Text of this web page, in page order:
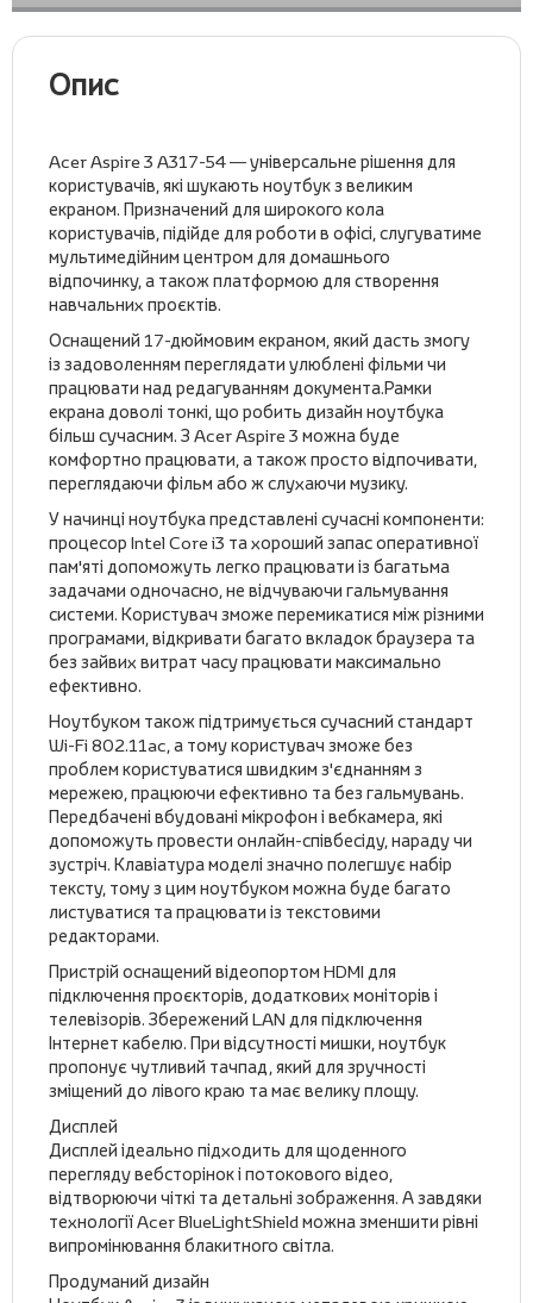
Опис
Acer Aspire 3 A317-54 — універсальне рішення для
користувачів, які шукають ноутбук з великим
екраном. Призначений для широкого кола
користувачів, підійде для роботи в офісі, слугуватиме
мультимедійним центром для домашнього
відпочинку, а також платформою для створення
навчальних проєктів.
Оснащений 17-дюймовим екраном, який дасть змогу
із задоволенням переглядати улюблені фільми чи
працювати над редагуванням документа.Рамки
екрана доволі тонкі, що робить дизайн ноутбука
більш сучасним. З Acer Aspire 3 можна буде
комфортно працювати, а також просто відпочивати,
переглядаючи фільм або ж слухаючи музику.
У начинці ноутбука представлені сучасні компоненти:
процесор Intel Core i3 та хороший запас оперативної
пам'яті допоможуть легко працювати із багатьма
задачами одночасно, не відчуваючи гальмування
системи. Користувач зможе перемикатися між різними
програмами, відкривати багато вкладок браузера та
без зайвих витрат часу працювати максимально
ефективно.
Ноутбуком також підтримується сучасний стандарт
Wi-Fi 802.11ac, а тому користувач зможе без
проблем користуватися швидким з'єднанням з
мережею, працюючи ефективно та без гальмувань.
Передбачені вбудовані мікрофон і вебкамера, які
допоможуть провести онлайн-співбесіду, нараду чи
зустріч. Клавіатура моделі значно полегшує набір
тексту, тому з цим ноутбуком можна буде багато
листуватися та працювати із текстовими
редакторами.
Пристрій оснащений відеопортом HDMI для
підключення проєкторів, додаткових моніторів і
телевізорів. Збережений LAN для підключення
Інтернет кабелю. При відсутності мишки, ноутбук
пропонує чутливий тачпад, який для зручності
зміщений до лівого краю та має велику площу.
Дисплей
Дисплей ідеально підходить для щоденного
перегляду вебсторінок і потокового відео,
відтворюючи чіткі та детальні зображення. А завдяки
технології Acer BlueLightShield можна зменшити рівні
випромінювання блакитного світла.
Продуманий дизайн